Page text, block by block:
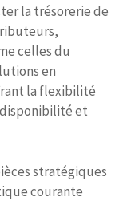
la trésorerie de
celles du
en
la flexibilité
et
stratégiques
courante